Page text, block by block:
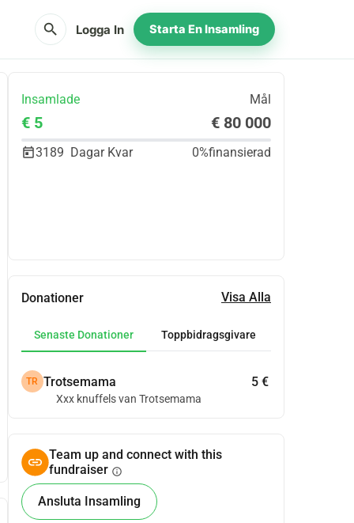
search Logga In Starta En Insamling
Insamlade Mål
€ 5 € 80 000
3189 Dagar Kvar 0%finansierad
Donationer Visa Alla
Senaste Donationer Toppbidragsgivare
TR Trotsemama 5 €
Xxx knuffels van Trotsemama
Team up and connect with this
fundraiser info
Ansluta Insamling